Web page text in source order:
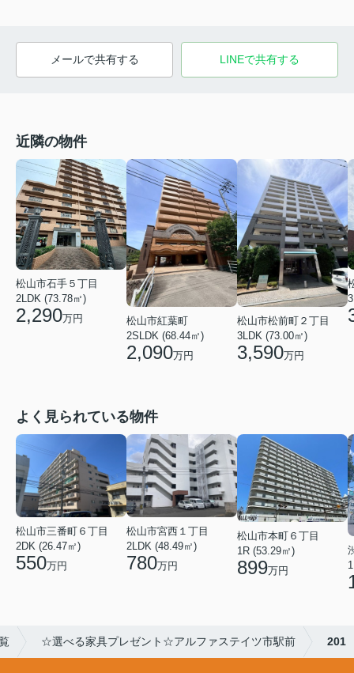
メールで共有する LINEで共有する
近隣の物件
松山市石手５丁目
2LDK (73.78㎡)
2,290万円
松山市紅葉町
2SLDK (68.44㎡)
2,090万円
松山市松前町２丁目
3LDK (73.00㎡)
3,590万円
よく見られている物件
松山市三番町６丁目
2DK (26.47㎡)
550万円
松山市宮西１丁目
2LDK (48.49㎡)
780万円
松山市本町６丁目
1R (53.29㎡)
899万円
☆選べる家具プレゼント☆アルファステイツ市駅前 201